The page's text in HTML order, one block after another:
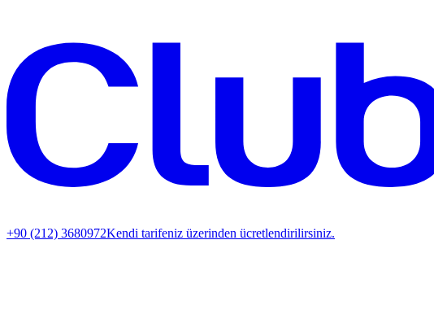
+90 (212) 3680972Kendi tarifeniz üzerinden ücretlendirilirsiniz.